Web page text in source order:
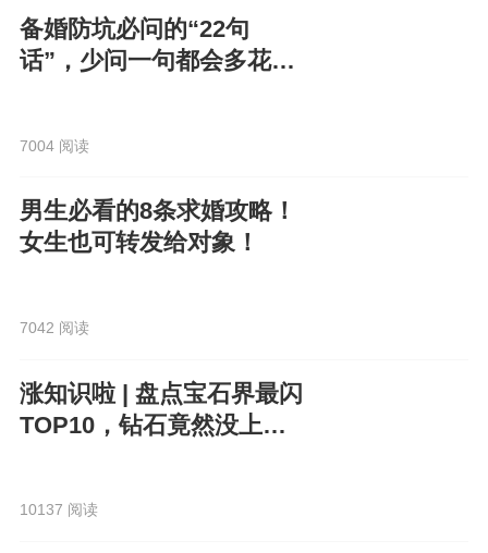
备婚防坑必问的“22句
话”，少问一句都会多花
7004 阅读
男生必看的8条求婚攻略！
女生也可转发给对象！
7042 阅读
涨知识啦 | 盘点宝石界最闪
TOP10，钻石竟然没上
10137 阅读